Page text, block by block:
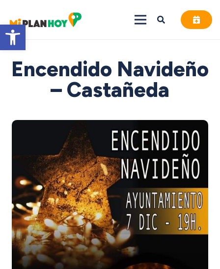
Abrir barra de herramientas
Encendido Navideño
– Castañeda